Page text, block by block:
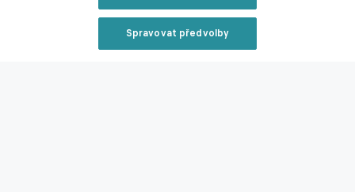
Cítíte se už jako mentor?
„Ještě úplně ne, do této kategorie nechci moc spadat, ještě se
Spravovat předvolby